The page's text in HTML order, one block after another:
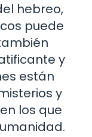
hebreo,
puede
y
están
y
los que